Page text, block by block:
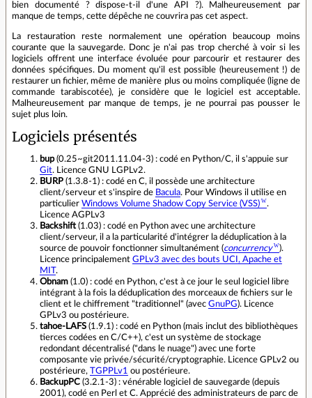
bien documenté ? dispose-t-il d'une API ?). Malheureusement par
manque de temps, cette dépêche ne couvrira pas cet aspect.
La restauration reste normalement une opération beaucoup moins
courante que la sauvegarde. Donc je n'ai pas trop cherché à voir si les
logiciels offrent une interface évoluée pour parcourir et restaurer des
données spécifiques. Du moment qu'il est possible (heureusement !) de
restaurer un fichier, même de manière plus ou moins compliquée (ligne de
commande tarabiscotée), je considère que le logiciel est acceptable.
Malheureusement par manque de temps, je ne pourrai pas pousser le
sujet plus loin.
Logiciels présentés
bup(0.25~git2011.11.04-3) : codé en Python/C, il s'appuie sur
Git. Licence GNU LGPLv2.
BURP (1.3.8-1) : codé en C, il possède une architecture
client/serveur et s'inspire de Bacula. Pour Windows il utilise en
particulier Windows Volume Shadow Copy Service (VSS)
.
Licence AGPLv3
Backshift(1.03) : codé en Python avec une architecture
client/serveur, il a la particularité d'intégrer la déduplication à la
source de pouvoir fonctionner simultanément (concurrency
).
Licence principalement GPLv3 avec des bouts UCI, Apache et
MIT.
Obnam (1.0) : codé en Python, c'est à ce jour le seul logiciel libre
intégrant à la fois la déduplication des morceaux de fichiers sur le
client et le chiffrement "traditionnel" (avec GnuPG). Licence
GPLv3 ou postérieure.
tahoe-LAFS (1.9.1) : codé en Python (mais inclut des bibliothèques
tierces codées en C/C++), c'est un système de stockage
redondant décentralisé ("dans le nuage") avec une forte
composante vie privée/sécurité/cryptographie. Licence GPLv2 ou
postérieure, TGPPLv1 ou postérieure.
BackupPC (3.2.1-3) : vénérable logiciel de sauvegarde (depuis
2001), codé en Perl et C. Apprécié des administrateurs de parc de